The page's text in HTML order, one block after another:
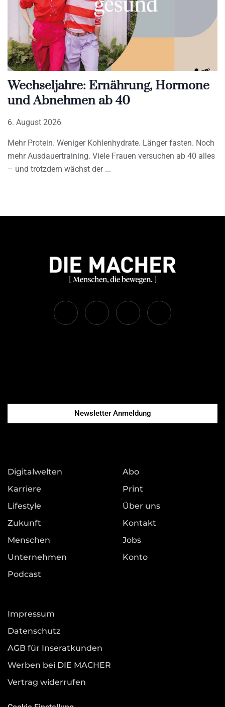
Wechseljahre: Ernährung, Hormone
und Abnehmen ab 40
6. August 2026
Mehr Protein. Weniger Kohlenhydrate. Länger fasten. Noch
mehr Ausdauertraining. Viele Frauen versuchen ab 40 alles
– und trotzdem wächst der
Newsletter Anmeldung
Digitalwelten
Karriere
Lifestyle
Zukunft
Menschen
Unternehmen
Podcast
Abo
Print
Über uns
Kontakt
Jobs
Konto
Impressum
Datenschutz
AGB für Inseratkunden
Werben bei DIE MACHER
Vertrag widerrufen